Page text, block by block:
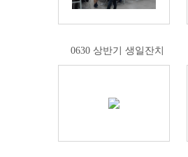
0630 상반기 생일잔치